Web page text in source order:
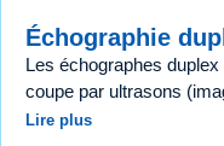
Échographie
Les échographes
coupe par ultrasons
Lire plus